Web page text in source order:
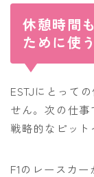
休憩時間
ために使う
ESTJにとって
せん。次の仕事
戦略的なピット
F1のレースカ